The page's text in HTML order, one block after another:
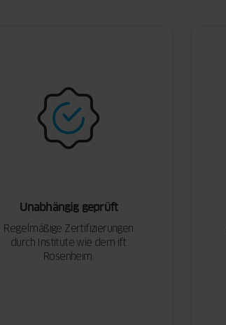
Unabhängig geprüft
Regelmäßige Zertifizierungen
durch Institute wie dem ift
Rosenheim.